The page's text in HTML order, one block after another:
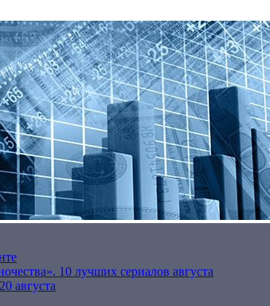
10 лучших сериалов августа
августа